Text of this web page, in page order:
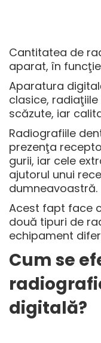
Cantitatea de
aparat, în
Aparatura
clasice,
scăzute, iar
Radiografiile
prezenţa
gurii, iar cele
ajutorul unui
dumneavoastră.
Acest fapt face
două tipuri de
echipament
Cum se
digitală?